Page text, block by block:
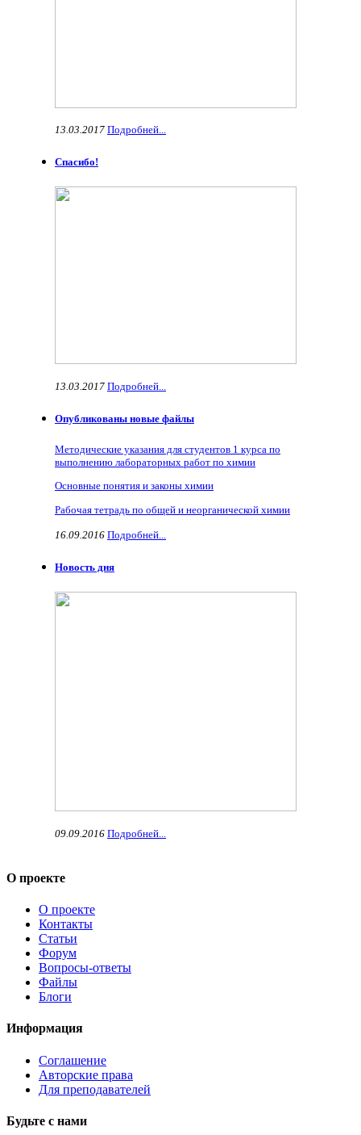
13.03.2017 Подробней...
Спасибо!
13.03.2017 Подробней...
Опубликованы новые файлы
Методические указания для студентов 1 курса по
выполнению лабораторных работ по химии
Основные понятия и законы химии
Рабочая тетрадь по общей и неорганической химии
16.09.2016 Подробней...
Новость дня
09.09.2016 Подробней...
О проекте
О проекте
Контакты
Статьи
Форум
Вопросы-ответы
Файлы
Блоги
Информация
Соглашение
Авторские права
Для преподавателей
Будьте с нами